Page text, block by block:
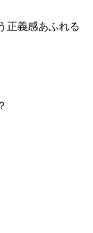
正義感あふれる